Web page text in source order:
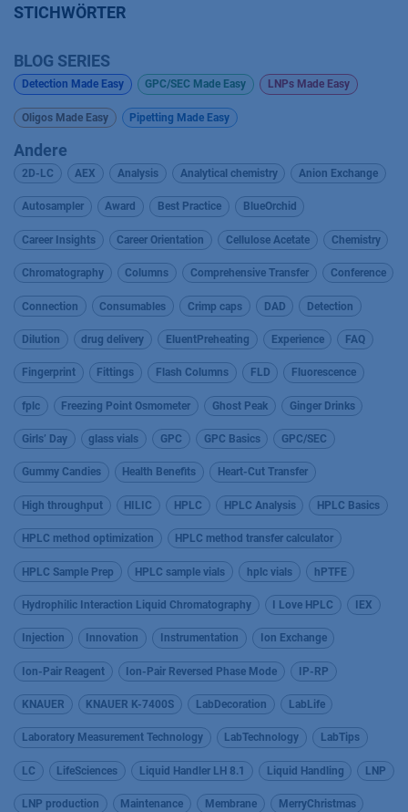
STICHWÖRTER
BLOG SERIES
Detection Made Easy GPC/SEC Made Easy LNPs Made Easy
Oligos Made Easy Pipetting Made Easy
Andere
2D-LC AEX Analysis Analytical chemistry Anion Exchange
Autosampler Award Best Practice BlueOrchid
Career Insights Career Orientation Cellulose Acetate Chemistry
Chromatography Columns Comprehensive Transfer Conference
Connection Consumables Crimp caps DAD Detection
Dilution drug delivery EluentPreheating Experience FAQ
Fingerprint Fittings Flash Columns FLD Fluorescence
fplc Freezing Point Osmometer Ghost Peak Ginger Drinks
Girls’ Day glass vials GPC GPC Basics GPC/SEC
Gummy Candies Health Benefits Heart-Cut Transfer
High throughput HILIC HPLC HPLC Analysis HPLC Basics
HPLC method optimization HPLC method transfer calculator
HPLC Sample Prep HPLC sample vials hplc vials hPTFE
Hydrophilic Interaction Liquid Chromatography I Love HPLC IEX
Injection Innovation Instrumentation Ion Exchange
Ion-Pair Reagent Ion-Pair Reversed Phase Mode IP-RP
KNAUER KNAUER K-7400S LabDecoration LabLife
Laboratory Measurement Technology LabTechnology LabTips
LC LifeSciences Liquid Handler LH 8.1 Liquid Handling LNP
LNP production Maintenance Membrane MerryChristmas